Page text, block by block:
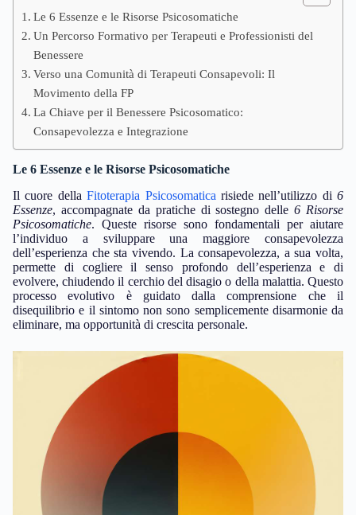
Le 6 Essenze e le Risorse Psicosomatiche
Un Percorso Formativo per Terapeuti e Professionisti del
Benessere
Verso una Comunità di Terapeuti Consapevoli: Il
Movimento della FP
La Chiave per il Benessere Psicosomatico:
Consapevolezza e Integrazione
Le 6 Essenze e le Risorse Psicosomatiche
Il cuore dellaFitoterapia Psicosomatica risiede nell’utilizzo di 6
Essenze, accompagnate da pratiche di sostegno delle6 Risorse
Psicosomatiche. Queste risorse sono fondamentali per aiutare
l’individuo a sviluppare una maggiore consapevolezza
dell’esperienza che sta vivendo. La consapevolezza, a sua volta,
permette di cogliere il senso profondo dell’esperienza e di
evolvere, chiudendo il cerchio del disagio o della malattia. Questo
processo evolutivo è guidato dalla comprensione che il
disequilibrio e il sintomo non sono semplicemente disarmonie da
eliminare, ma opportunità di crescita personale.